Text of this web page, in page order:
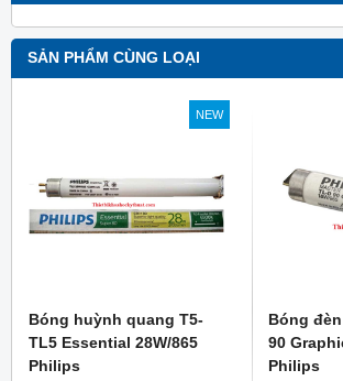
SẢN PHẨM CÙNG LOẠI
NEW
Bóng huỳnh quang T5-
TL5 Essential 28W/865
Philips
Bóng
90
Philips